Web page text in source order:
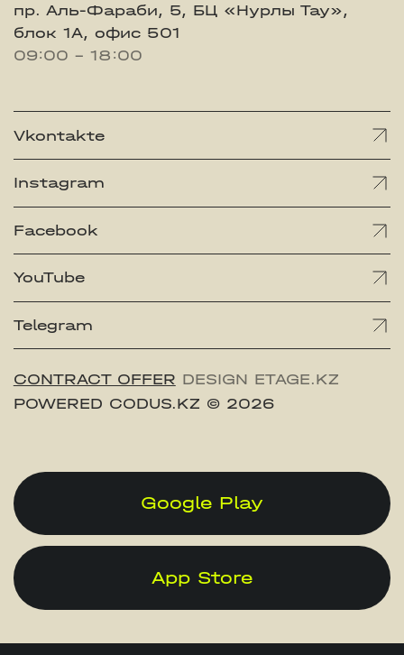
пр. Аль-Фараби, 5, БЦ «Нурлы Тау»,
блок 1А, офис 501
09:00 - 18:00
Vkontakte
Instagram
Facebook
YouTube
Telegram
CONTRACT OFFER DESIGN ETAGE.KZ
POWERED CODUS.KZ © 2026
Google Play
App Store